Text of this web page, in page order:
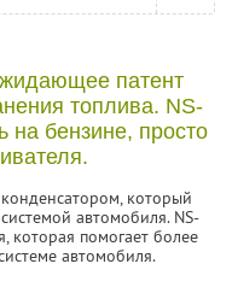
патент
топлива. NS-
на бензине, просто
который
автомобиля. NS-
которая помогает более
автомобиля.